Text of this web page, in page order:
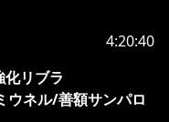
4:20:40
化リブラ
ネル/善額サンパロ